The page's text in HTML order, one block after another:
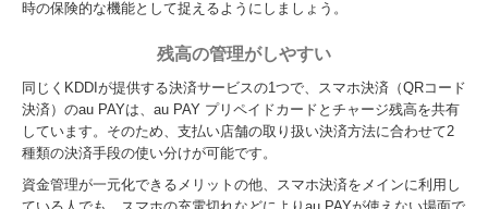
時の保険的な機能として捉えるようにしましょう。
残高の管理がしやすい
同じくKDDIが提供する決済サービスの1つで、スマホ決済（QRコード
決済）のau PAYは、au PAY プリペイドカードとチャージ残高を共有
しています。そのため、支払い店舗の取り扱い決済方法に合わせて2
種類の決済手段の使い分けが可能です。
資金管理が一元化できるメリットの他、スマホ決済をメインに利用し